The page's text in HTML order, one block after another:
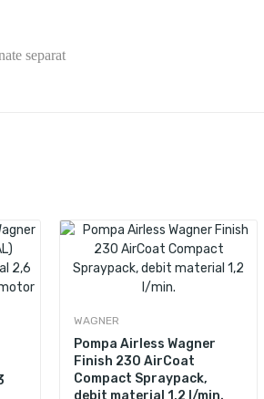
separat
WAGNER
Pompa Airless Wagner
Finish 230 AirCoat
Compact Spraypack,